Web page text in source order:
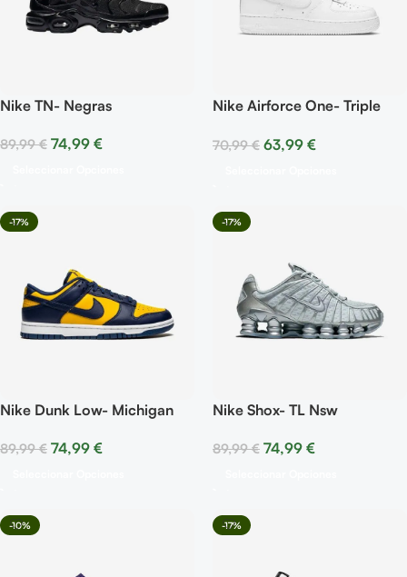
Nike TN- Negras
89,99€ 74,99 €
Nike Airforce One- Triple
70,99€ 63,99 €
-17%
Nike Dunk Low- Michigan
89,99€ 74,99 €
-17%
Nike Shox- TL Nsw
89,99€ 74,99 €
-10% -17%